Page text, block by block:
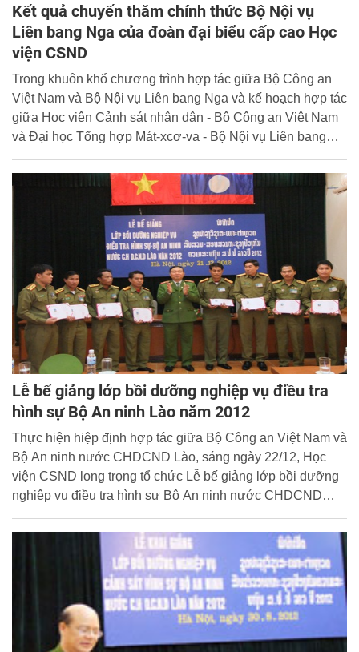
Kết quả chuyến thăm chính thức Bộ Nội vụ
Liên bang Nga của đoàn đại biểu cấp cao Học
viện CSND
Trong khuôn khổ chương trình hợp tác giữa Bộ Công an
Việt Nam và Bộ Nội vụ Liên bang Nga và kế hoạch hợp tác
giữa Học viện Cảnh sát nhân dân - Bộ Công an Việt Nam
và Đại học Tổng hợp Mát-xcơ-va - Bộ Nội vụ Liên bang
đoàn đại biểu của Học viện Cảnh sát nhân dân gồm bốn
thành viên do đồng chí Thiếu tướng, GS.TS Nguyễn Xuân
Yêm, Giám đốc Học viện dẫn đầu đã đi thăm và làm việc
với một số cơ sở đào tạo của Bộ Nội vụ Liên bang Nga từ
ngày 20 đến 28/02/2013.
Lễ bế giảng lớp bồi dưỡng nghiệp vụ điều tra
hình sự Bộ An ninh Lào năm 2012
Thực hiện hiệp định hợp tác giữa Bộ Công an Việt Nam và
Bộ An ninh nước CHDCND Lào, sáng ngày 22/12, Học
viện CSND long trọng tổ chức Lễ bế giảng lớp bồi dưỡng
nghiệp vụ điều tra hình sự Bộ An ninh nước CHDCND
Nguyễn Huy Thuật, Phó Giám đốc Học viện CSND; đại
diện lãnh đạo các đơn vị chức năng thuộc Học viện cùng
các học viên tham gia khóa học.